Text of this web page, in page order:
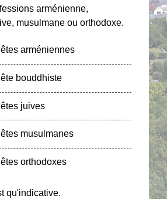
arménienne,
musulmane ou orthodoxe.
arméniennes
bouddhiste
juives
musulmanes
orthodoxes
qu'indicative.